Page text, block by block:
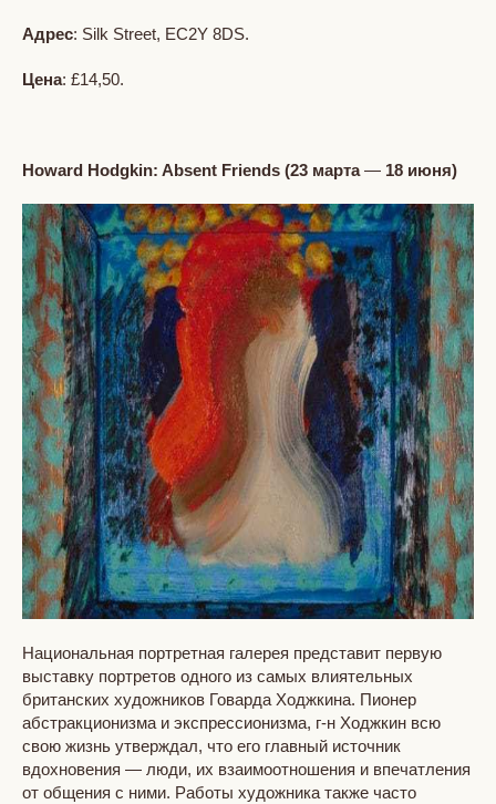
Адрес: Silk Street, EC2Y 8DS.
Цена: £14,50.
Howard Hodgkin: Absent Friends (23 марта— 18 июня)
Национальная портретная галерея представит первую
выставку портретов одного из самых влиятельных
британских художников Говарда Ходжкина. Пионер
абстракционизма и экспрессионизма, г-н Ходжкин всю
свою жизнь утверждал, что его главный источник
вдохновения — люди, их взаимоотношения и впечатления
от общения с ними. Работы художника также часто